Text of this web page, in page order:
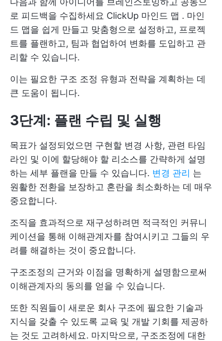
로 피드백을 수집하세요 ClickUp 마인드 맵 . 마인
드 맵을 쉽게 만들고 맞춤형으로 설정하고, 프로젝
트를 플랜하고, 팀과 협업하여 변화를 도입하고 관
리할 수 있습니다.
이는 필요한 구조 조정 유형과 전략을 계획하는 데
큰 도움이 됩니다.
3단계: 플랜 수립 및 실행
목표가 설정되었으면 구현할 변경 사항, 관련 타임
라인 및 이에 할당해야 할 리소스를 간략하게 설명
하는 세부 플랜을 만들 수 있습니다. 변경 관리 는
원활한 전환을 보장하고 혼란을 최소화하는 데 매우
중요합니다.
조직을 효과적으로 재구성하려면 적극적인 커뮤니
케이션을 통해 이해관계자를 참여시키고 그들의 우
려를 해결하는 것이 중요합니다.
구조조정의 근거와 이점을 명확하게 설명함으로써
이해관계자의 동의를 얻을 수 있습니다.
또한 직원들이 새로운 회사 구조에 필요한 기술과
지식을 갖출 수 있도록 교육 및 개발 기회를 제공하
는 것도 고려하세요. 마지막으로, 구조조정에 대한